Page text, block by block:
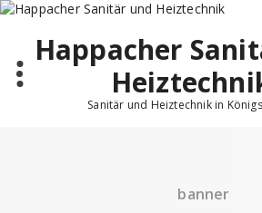
Zum
springenHappacher
Sanitär und Heiztechnik in
banner